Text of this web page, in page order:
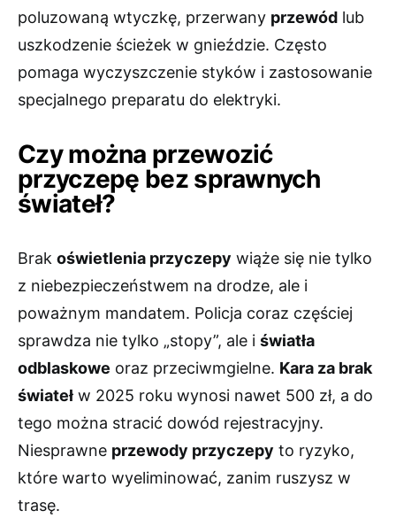
poluzowaną wtyczkę, przerwany przewód lub
uszkodzenie ścieżek w gnieździe. Często
pomaga wyczyszczenie styków i zastosowanie
specjalnego preparatu do elektryki.
Czy można przewozić
przyczepę bez sprawnych
świateł?
Brak oświetlenia przyczepy wiąże się nie tylko
z niebezpieczeństwem na drodze, ale i
poważnym mandatem. Policja coraz częściej
sprawdza nie tylko „stopy”, ale i światła
odblaskowe oraz przeciwmgielne. Kara za brak
świateł w 2025 roku wynosi nawet 500 zł, a do
tego można stracić dowód rejestracyjny.
Niesprawne przewody przyczepy to ryzyko,
które warto wyeliminować, zanim ruszysz w
trasę.